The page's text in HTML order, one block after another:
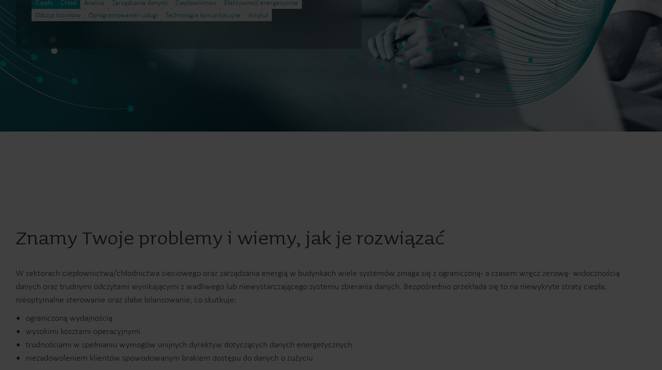
i efektywnego zarządzania
nią.
i efektywnego wykorzystanie
energii.
energii elektrycznej
zapewniające i
inteligentnego zarządzanie
energią.
Rozwiązania podlicznikowe Centrum produktowe
Ciepło Chłód Analiza Zarządzanie danymi Ciepłownictwo
Efektywność energetyczna
Odczyt liczników
Oprogramowanie i usługi Technologie komunikacyjne Artykuł
Znamy Twoje problemy i wiemy, jak je rozwiązać
W sektorach ciepłownictwa/chłodnictwa sieciowego oraz zarządzania energią w budynkach wiele systemów zmaga się z ograniczoną- a czasem wręcz zerową- widocznością
danych oraz trudnymi odczytami wynikającymi z wadliwego lub niewystarczającego systemu zbierania danych. Bezpośrednio przekłada się to na niewykryte straty ciepła,
nieoptymalne sterowanie oraz słabe bilansowanie, co skutkuje:
ograniczoną wydajnością
wysokimi kosztami operacyjnymi
trudnościami w spełnianiu wymogów unijnych dyrektyw dotyczących danych energetycznych
niezadowoleniem klientów spowodowanym brakiem dostępu do danych o zużyciu